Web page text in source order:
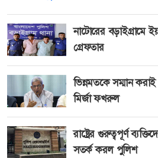
নাটোরের বড়াইগ্রামে
গ্রেফতার
ভিন্নমতকে সম্মান করাই
মির্জা ফখরুল
রাষ্ট্রের গুরুত্বপূর্ণ
সতর্ক করল পুলিশ